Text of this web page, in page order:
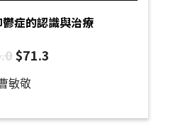
症的認識與治療
$71.3
敏敬